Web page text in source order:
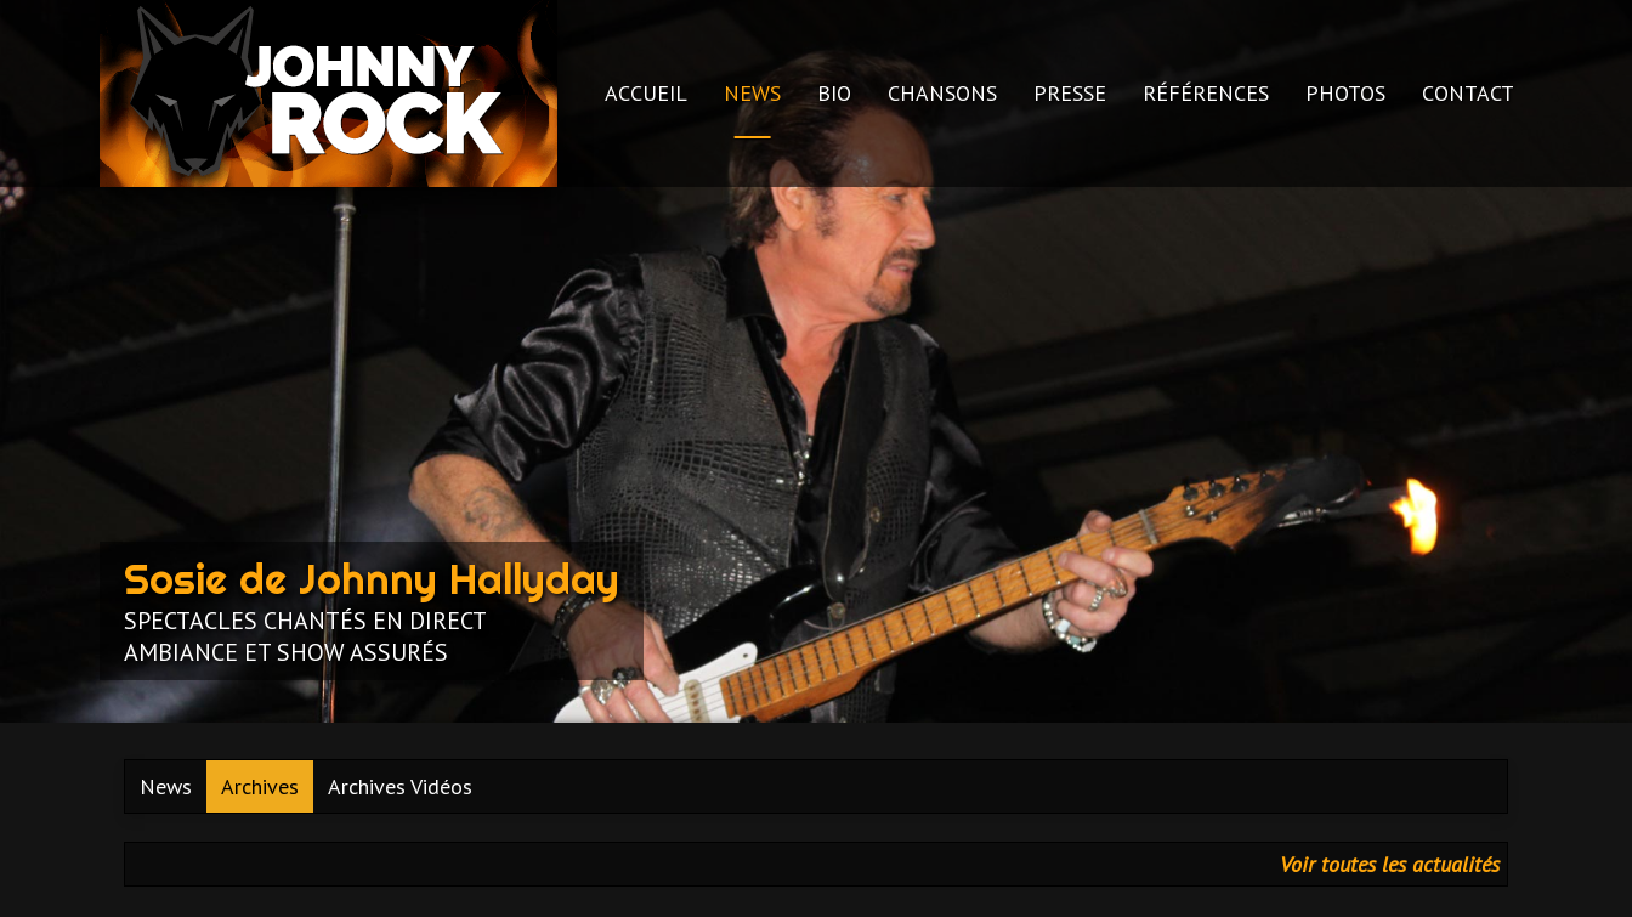
Sosie de Johnny Hallyday
SPECTACLES CHANTÉS EN DIRECT
AMBIANCE ET SHOW ASSURÉS
ACCUEIL NEWS BIO CHANSONS PRESSE RÉFÉRENCES PHOTOS CONTACT
News Archives Archives Vidéos
Voir toutes les actualités